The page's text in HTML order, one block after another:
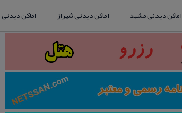
اماکن دیدنی مشهد اماکن دیدنی شیراز اماکن